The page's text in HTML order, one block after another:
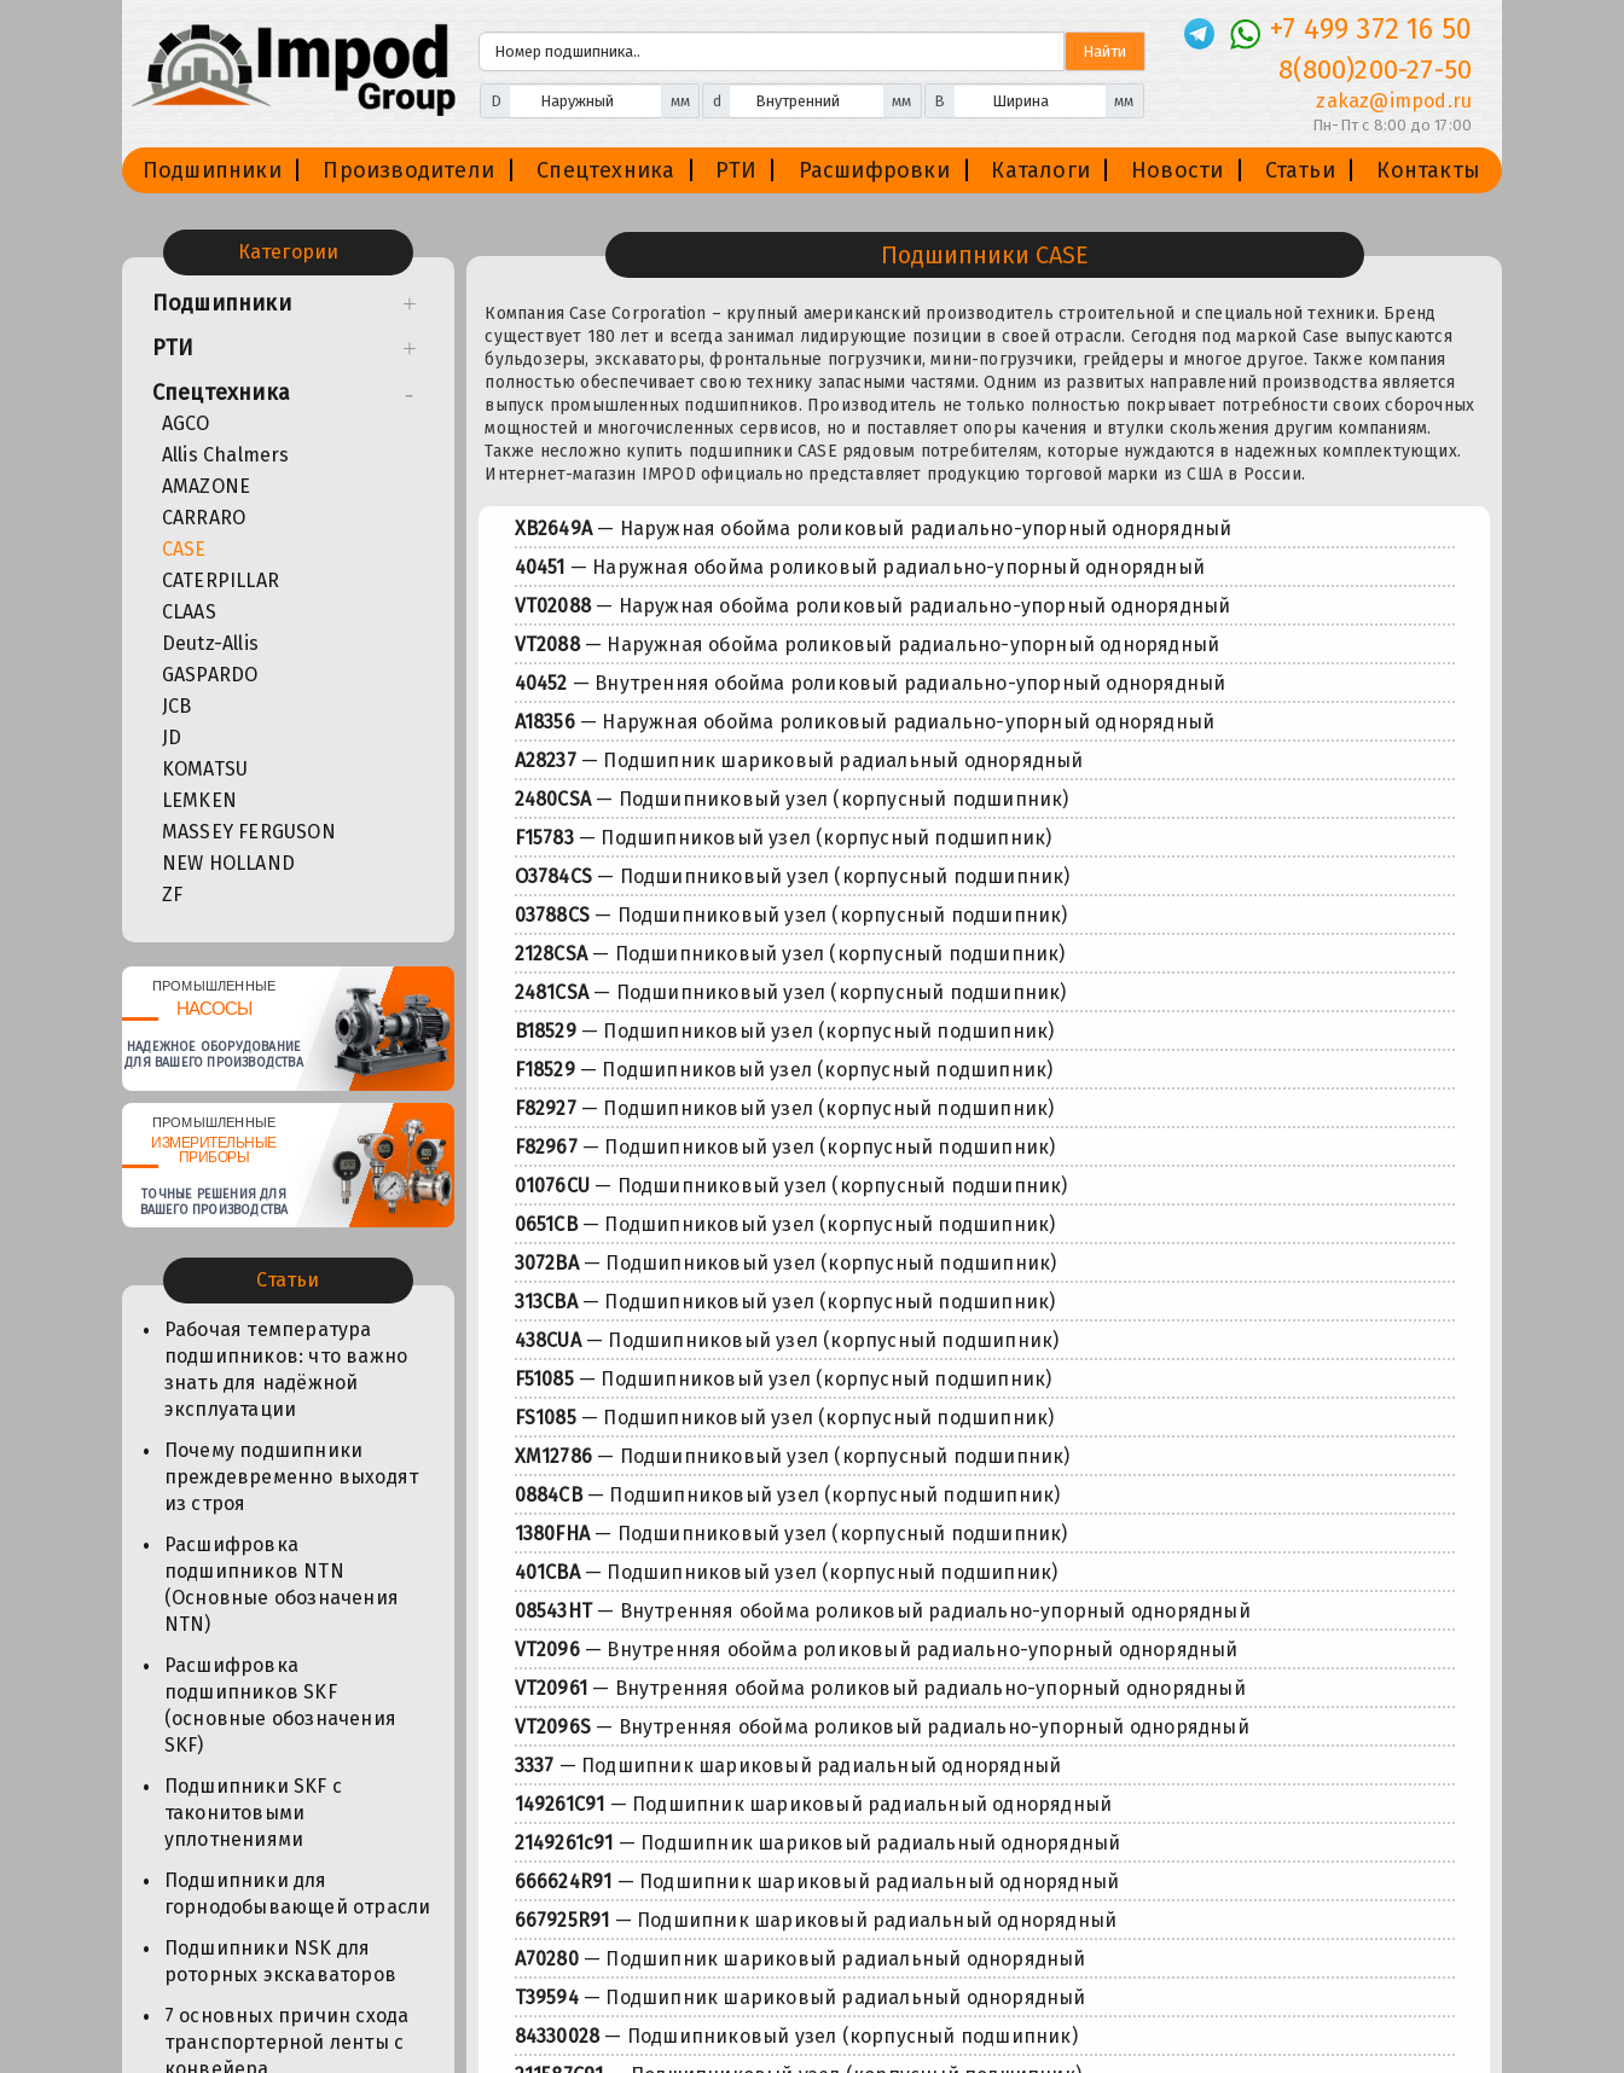
D мм d мм B мм
+7 499 372 16 50
8(800)200-27-50
zakaz@impod.ru
Пн-Пт с 8:00 до 17:00
Подшипники Производители Спецтехника РТИ Расшифровки Каталоги Новости Статьи Контакты
Категории
Подшипники
РТИ
Спецтехника
AGCO
Allis Chalmers
AMAZONE
CARRARO
CASE
CATERPILLAR
CLAAS
Deutz-Allis
GASPARDO
JCB
JD
KOMATSU
LEMKEN
MASSEY FERGUSON
NEW HOLLAND
ZF
ПРОМЫШЛЕННЫЕ
НАСОСЫ
НАДЕЖНОЕ ОБОРУДОВАНИЕ
ДЛЯ ВАШЕГО ПРОИЗВОДСТВА
ПРОМЫШЛЕННЫЕ
ИЗМЕРИТЕЛЬНЫЕ
ПРИБОРЫ
ТОЧНЫЕ РЕШЕНИЯ ДЛЯ
ВАШЕГО ПРОИЗВОДСТВА
Статьи
Рабочая температура
подшипников: что важно
знать для надёжной
эксплуатации
Почему подшипники
преждевременно выходят
из строя
Расшифровка
подшипников NTN
(Основные обозначения
NTN)
Расшифровка
подшипников SKF
(основные обозначения
SKF)
Подшипники SKF с
таконитовыми
уплотнениями
Подшипники для
горнодобывающей отрасли
Подшипники NSK для
роторных экскаваторов
7 основных причин схода
транспортерной ленты с
Подшипники CASE
Компания Case Corporation – крупный американский производитель строительной и специальной техники. Бренд
существует 180 лет и всегда занимал лидирующие позиции в своей отрасли. Сегодня под маркой Case выпускаются
бульдозеры, экскаваторы, фронтальные погрузчики, мини-погрузчики, грейдеры и многое другое. Также компания
полностью обеспечивает свою технику запасными частями. Одним из развитых направлений производства является
выпуск промышленных подшипников. Производитель не только полностью покрывает потребности своих сборочных
мощностей и многочисленных сервисов, но и поставляет опоры качения и втулки скольжения другим компаниям.
Также несложно купить подшипники CASE рядовым потребителям, которые нуждаются в надежных комплектующих.
Интернет-магазин IMPOD официально представляет продукцию торговой марки из США в России.
XB2649A— Наружная обойма роликовый радиально-упорный однорядный
40451 — Наружная обойма роликовый радиально-упорный однорядный
VT02088— Наружная обойма роликовый радиально-упорный однорядный
VT2088— Наружная обойма роликовый радиально-упорный однорядный
40452 — Внутренняя обойма роликовый радиально-упорный однорядный
A18356— Наружная обойма роликовый радиально-упорный однорядный
A28237— Подшипник шариковый радиальный однорядный
2480CSA— Подшипниковый узел (корпусный подшипник)
F15783— Подшипниковый узел (корпусный подшипник)
O3784CS — Подшипниковый узел (корпусный подшипник)
03788CS — Подшипниковый узел (корпусный подшипник)
2128CSA— Подшипниковый узел (корпусный подшипник)
2481CSA— Подшипниковый узел (корпусный подшипник)
B18529— Подшипниковый узел (корпусный подшипник)
F18529— Подшипниковый узел (корпусный подшипник)
F82927— Подшипниковый узел (корпусный подшипник)
F82967— Подшипниковый узел (корпусный подшипник)
01076CU — Подшипниковый узел (корпусный подшипник)
0651CB— Подшипниковый узел (корпусный подшипник)
3072BA— Подшипниковый узел (корпусный подшипник)
313CBA— Подшипниковый узел (корпусный подшипник)
438CUA— Подшипниковый узел (корпусный подшипник)
F51085— Подшипниковый узел (корпусный подшипник)
FS1085— Подшипниковый узел (корпусный подшипник)
XM12786 — Подшипниковый узел (корпусный подшипник)
0884CB— Подшипниковый узел (корпусный подшипник)
1380FHA— Подшипниковый узел (корпусный подшипник)
401CBA— Подшипниковый узел (корпусный подшипник)
08543HT— Внутренняя обойма роликовый радиально-упорный однорядный
VT2096— Внутренняя обойма роликовый радиально-упорный однорядный
VT20961 — Внутренняя обойма роликовый радиально-упорный однорядный
VT2096S — Внутренняя обойма роликовый радиально-упорный однорядный
3337 — Подшипник шариковый радиальный однорядный
149261C91 — Подшипник шариковый радиальный однорядный
2149261c91 — Подшипник шариковый радиальный однорядный
666624R91 — Подшипник шариковый радиальный однорядный
667925R91 — Подшипник шариковый радиальный однорядный
A70280— Подшипник шариковый радиальный однорядный
T39594— Подшипник шариковый радиальный однорядный
84330028— Подшипниковый узел (корпусный подшипник)